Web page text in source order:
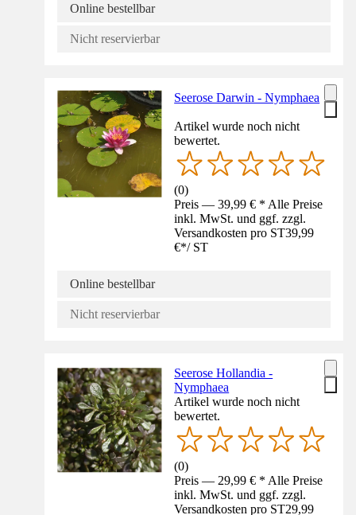
Online bestellbar
Nicht reservierbar
Seerose Darwin - Nymphaea
Artikel wurde noch nicht
bewertet.
(0)
Preis — 39,99 € * Alle Preise
inkl. MwSt. und ggf. zzgl.
Versandkosten pro ST39,99
€*/ ST
Online bestellbar
Nicht reservierbar
Seerose Hollandia -
Nymphaea
Artikel wurde noch nicht
bewertet.
(0)
Preis — 29,99 € * Alle Preise
inkl. MwSt. und ggf. zzgl.
Versandkosten pro ST29,99